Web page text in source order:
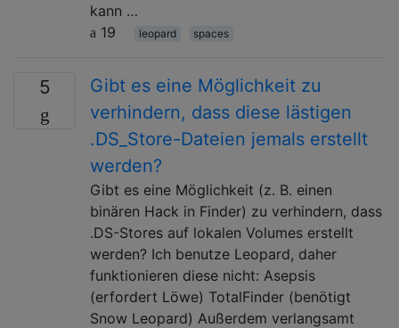
kann …
19
leopard spaces
5
Gibt es eine Möglichkeit zu
verhindern, dass diese lästigen
.DS_Store-Dateien jemals erstellt
werden?
Gibt es eine Möglichkeit (z. B. einen
binären Hack in Finder) zu verhindern, dass
.DS-Stores auf lokalen Volumes erstellt
werden? Ich benutze Leopard, daher
funktionieren diese nicht: Asepsis
(erfordert Löwe) TotalFinder (benötigt
Snow Leopard) Außerdem verlangsamt